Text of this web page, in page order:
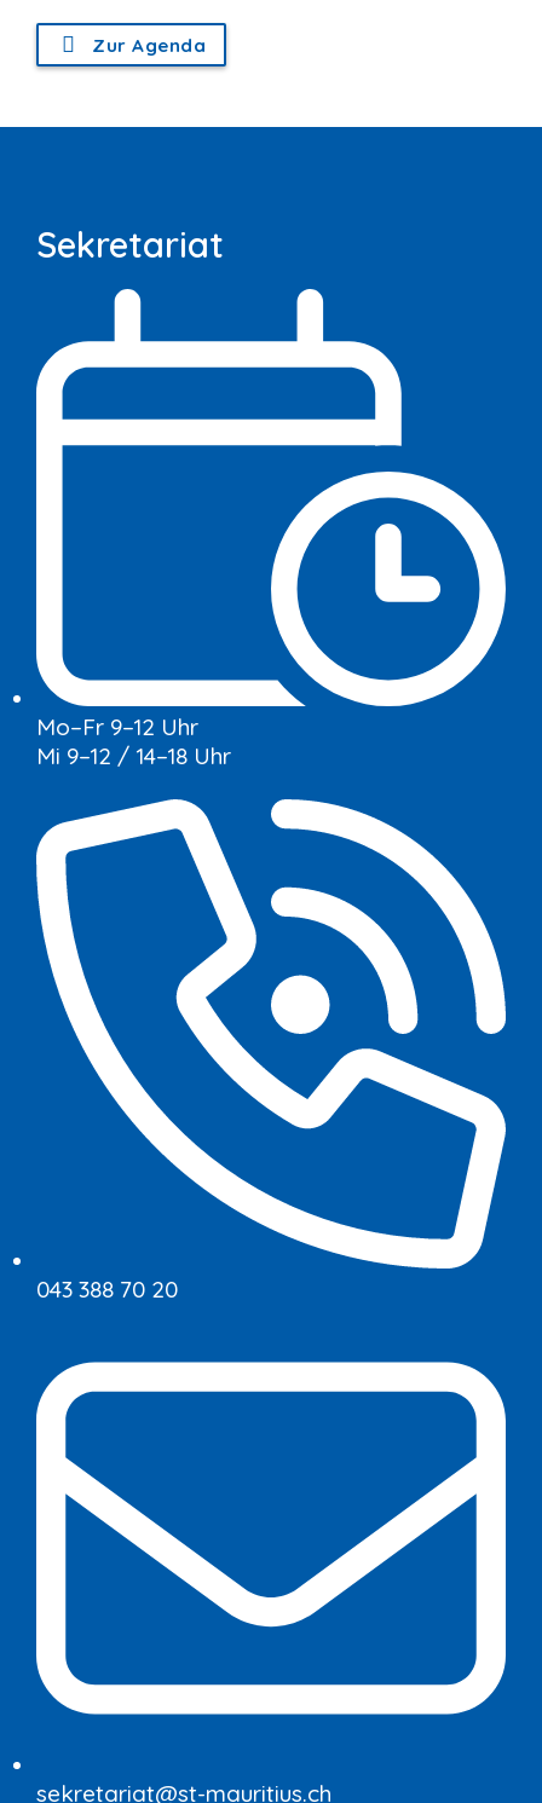
Zur Agenda
Sekretariat
Mo–Fr 9–12 Uhr
Mi 9–12 / 14–18 Uhr
043 388 70 20
sekretariat@st-mauritius.ch